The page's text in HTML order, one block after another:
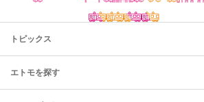
トピックス
エトモを探す